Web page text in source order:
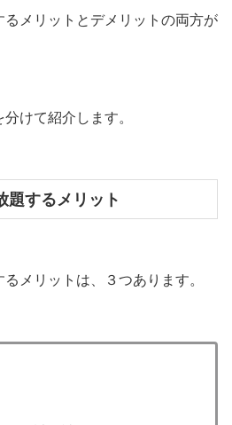
メリットとデメリットの両方が
けて紹介します。
題するメリット
メリットは、３つあります。